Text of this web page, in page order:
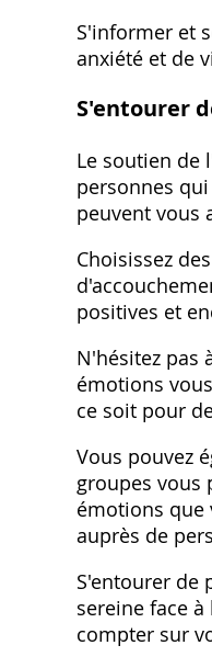
S'informer et
anxiété et de
S'entourer
Le soutien de
personnes
peuvent vous
Choisissez
positives et
N'hésitez pas
émotions
ce soit pour
Vous pouvez
groupes vous
émotions que
auprès de
S'entourer de
sereine face
compter sur